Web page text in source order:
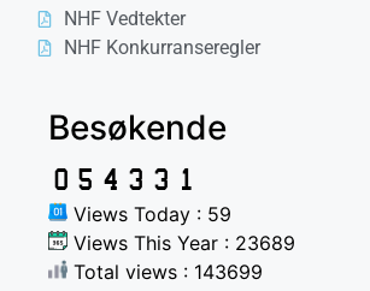
NHF Vedtekter
NHF Konkurranseregler
Besøkende
Views Today : 59
Views This Year : 23689
Total views : 143699